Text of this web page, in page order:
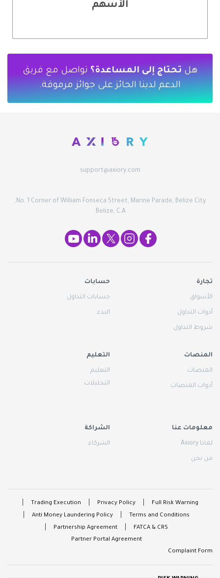
الأسهم
هلتحتاج إلى المساعدة؟تواصل مع فريق
الدعم لدينا الحائز على جوائز مرموقة.
support@axiory.com
No. 1 Corner of William Fonseca Street, Marine Parade, Belize City,
Belize, C.A.
تجارة
الأسواق
أدوات التداول
شروط التداول
حسابات
حسابات التداول
البدء
المنصات
المنصات
أدوات المنصات
التعليم
التعليم
التحليلات
معلومات عنا
لماذا Axiory
من نحن
الشراكة
الشركاء
Full Risk Warning
Privacy Policy
Trading Execution
Terms and Conditions
Anti Money Laundering Policy
FATCA & CRS
Partnership Agreement
Partner Portal Agreement
Complaint Form